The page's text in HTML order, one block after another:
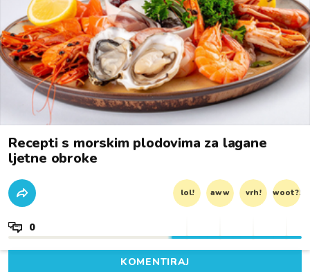
Recepti s morskim plodovima za lagane
ljetne obroke
lol! aww vrh! woot?!
0
KOMENTIRAJ